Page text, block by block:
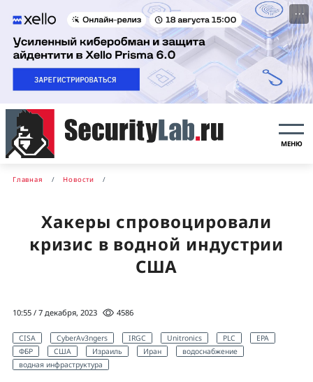
···
МЕНЮ
Главная Новости
Хакеры спровоцировали
кризис в водной индустрии
США
10:55 / 7 декабря, 2023 4586
CISA CyberAv3ngers IRGC Unitronics PLC
EPA
ФБР
США Израиль Иран
водоснабжение
водная инфраструктура